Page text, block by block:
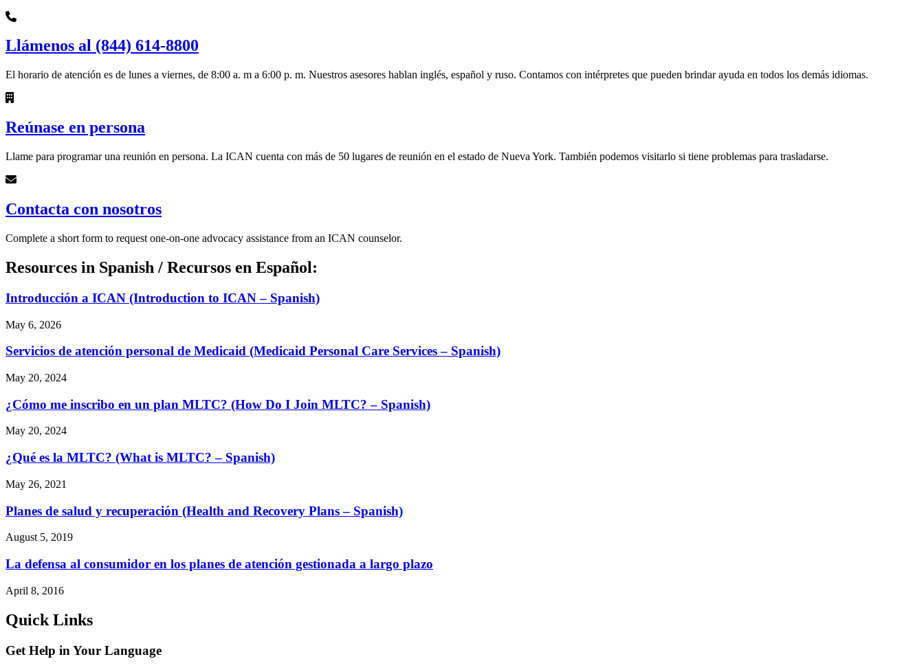
Llámenos al (844) 614-8800
El horario de atención es de lunes a viernes, de 8:00 a. m a 6:00 p. m. Nuestros asesores hablan inglés, español y ruso. Contamos con intérpretes que pueden brindar ayuda en todos los demás idiomas.
Reúnase en persona
Llame para programar una reunión en persona. La ICAN cuenta con más de 50 lugares de reunión en el estado de Nueva York. También podemos visitarlo si tiene problemas para trasladarse.
Contacta con nosotros
Complete a short form to request one-on-one advocacy assistance from an ICAN counselor.
Resources in Spanish / Recursos en Español:
Introducción a ICAN (Introduction to ICAN – Spanish)
May 6, 2026
Servicios de atención personal de Medicaid (Medicaid Personal Care Services – Spanish)
May 20, 2024
¿Cómo me inscribo en un plan MLTC? (How Do I Join MLTC? – Spanish)
May 20, 2024
¿Qué es la MLTC? (What is MLTC? – Spanish)
May 26, 2021
Planes de salud y recuperación (Health and Recovery Plans – Spanish)
August 5, 2019
La defensa al consumidor en los planes de atención gestionada a largo plazo
April 8, 2016
Quick Links
Get Help in Your Language